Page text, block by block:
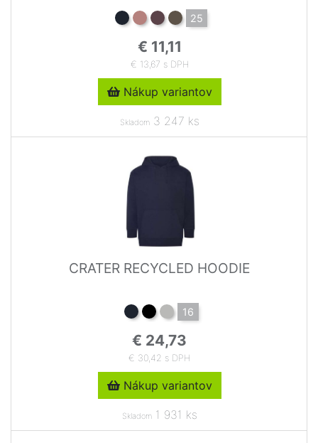
25
€ 11,11
€ 13,67 s DPH
Nákup variantov
Skladom3 247 ks
CRATER RECYCLED HOODIE
16
€ 24,73
€ 30,42 s DPH
Nákup variantov
Skladom1 931 ks